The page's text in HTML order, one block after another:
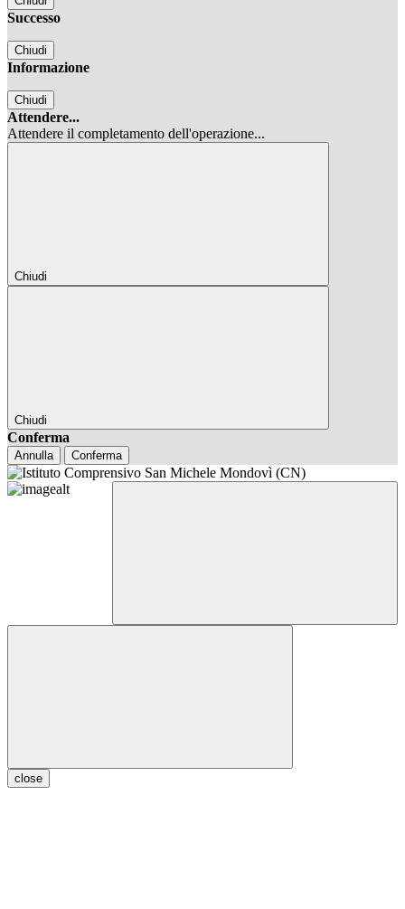
Successo
Chiudi
Informazione
Chiudi
Attendere...
Attendere il completamento dell'operazione...
Chiudi
Chiudi
Conferma
Annulla Conferma
close